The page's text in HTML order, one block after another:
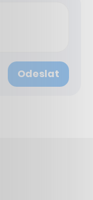
Odeslat